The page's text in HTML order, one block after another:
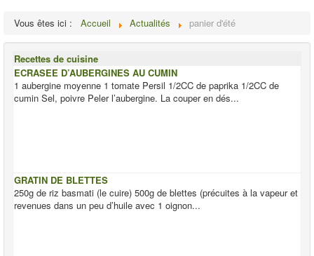
Vous êtes ici : Accueil Actualités panier d'été
Recettes de cuisine
ECRASEE D’AUBERGINES AU CUMIN
1 aubergine moyenne 1 tomate Persil 1/2CC de paprika 1/2CC de
cumin Sel, poivre Peler l’aubergine. La couper en dés...
GRATIN DE BLETTES
250g de riz basmati (le cuire) 500g de blettes (précuites à la vapeur et
revenues dans un peu d’huile avec 1 oignon...